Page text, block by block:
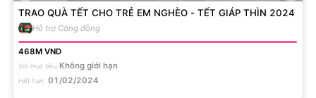
TRAO QUÀ TẾT CHO TRẺ EM NGHÈO - TẾT GIÁP THÌN 2024
Hỗ trợ Cộng đồng
468M VND
Với mục tiêu Không giới hạn
Hết hạn: 01/02/2024